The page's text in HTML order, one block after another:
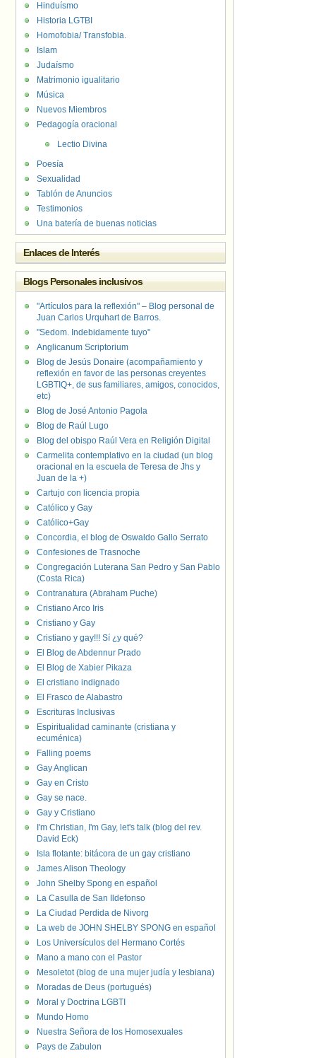
Hinduísmo
Historia LGTBI
Homofobia/ Transfobia.
Islam
Judaísmo
Matrimonio igualitario
Música
Nuevos Miembros
Pedagogía oracional
Lectio Divina
Poesía
Sexualidad
Tablón de Anuncios
Testimonios
Una batería de buenas noticias
Enlaces de Interés
Blogs Personales inclusivos
"Artículos para la reflexión" – Blog personal de
Juan Carlos Urquhart de Barros.
"Sedom. Indebidamente tuyo"
Anglicanum Scriptorium
Blog de Jesús Donaire (acompañamiento y
reflexión en favor de las personas creyentes
LGBTIQ+, de sus familiares, amigos, conocidos,
etc)
Blog de José Antonio Pagola
Blog de Raúl Lugo
Blog del obispo Raúl Vera en Religión Digital
Carmelita contemplativo en la ciudad (un blog
oracional en la escuela de Teresa de Jhs y
Juan de la +)
Cartujo con licencia propia
Católico y Gay
Católico+Gay
Concordia, el blog de Oswaldo Gallo Serrato
Confesiones de Trasnoche
Congregación Luterana San Pedro y San Pablo
(Costa Rica)
Contranatura (Abraham Puche)
Cristiano Arco Iris
Cristiano y Gay
Cristiano y gay!!! Sí ¿y qué?
El Blog de Abdennur Prado
El Blog de Xabier Pikaza
El cristiano indignado
El Frasco de Alabastro
Escrituras Inclusivas
Espiritualidad caminante (cristiana y
ecuménica)
Falling poems
Gay Anglican
Gay en Cristo
Gay se nace.
Gay y Cristiano
I'm Christian, I'm Gay, let's talk (blog del rev.
David Eck)
Isla flotante: bitácora de un gay cristiano
James Alison Theology
John Shelby Spong en español
La Casulla de San Ildefonso
La Ciudad Perdida de Nivorg
La web de JOHN SHELBY SPONG en español
Los Universículos del Hermano Cortés
Mano a mano con el Pastor
Mesoletot (blog de una mujer judía y lesbiana)
Moradas de Deus (portugués)
Moral y Doctrina LGBTI
Mundo Homo
Nuestra Señora de los Homosexuales
Pays de Zabulon